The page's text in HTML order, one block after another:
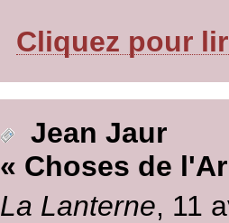
Cliquez pour
Jean Jaur
« Choses de
La Lanterne, 11